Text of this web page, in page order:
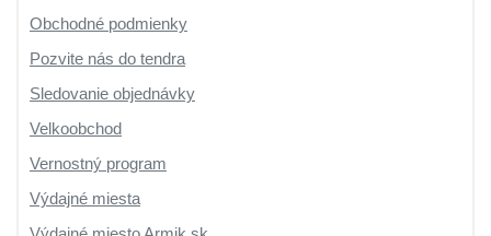
Obchodné podmienky
Pozvite nás do tendra
Sledovanie objednávky
Velkoobchod
Vernostný program
Výdajné miesta